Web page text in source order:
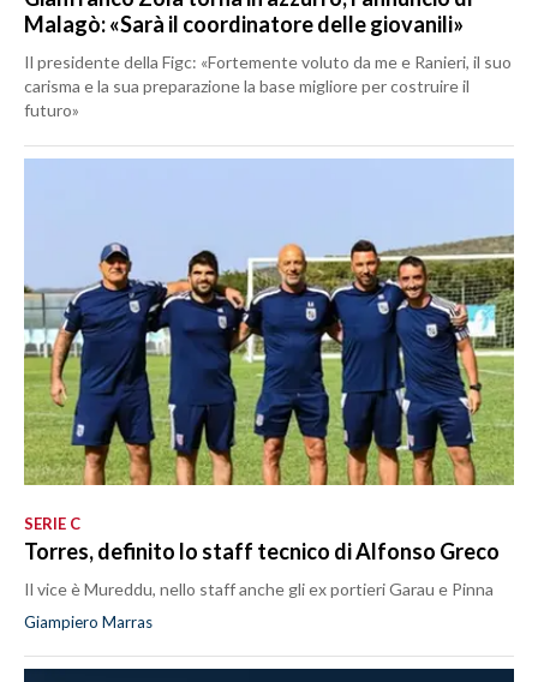
Malagò: «Sarà il coordinatore delle giovanili»
Il presidente della Figc: «Fortemente voluto da me e Ranieri, il suo
carisma e la sua preparazione la base migliore per costruire il
futuro»
SERIE C
Torres, definito lo staff tecnico di Alfonso Greco
Il vice è Mureddu, nello staff anche gli ex portieri Garau e Pinna
Giampiero Marras